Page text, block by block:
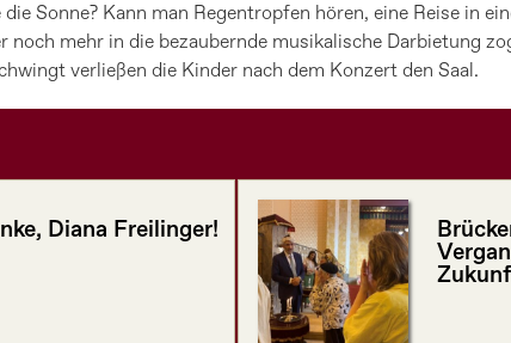
Sonne? Kann man Regentropfen hören, eine Reise in
noch mehr in die bezaubernde musikalische Darbietung
verließen die Kinder nach dem Konzert den Saal.
Diana Freilinger!